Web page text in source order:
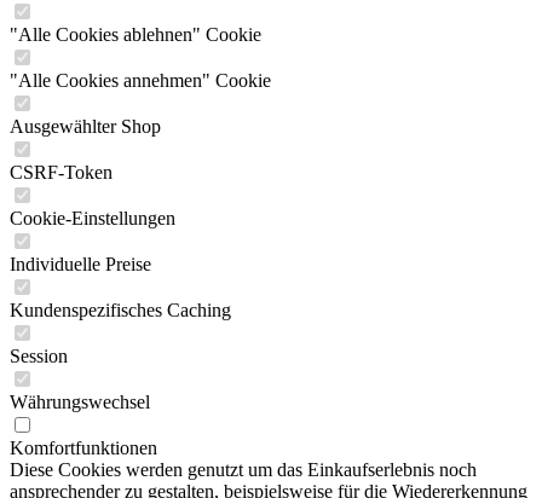
"Alle Cookies ablehnen" Cookie
"Alle Cookies annehmen" Cookie
Ausgewählter Shop
CSRF-Token
Cookie-Einstellungen
Individuelle Preise
Kundenspezifisches Caching
Session
Währungswechsel
Komfortfunktionen
Diese Cookies werden genutzt um das Einkaufserlebnis noch
ansprechender zu gestalten, beispielsweise für die Wiedererkennung